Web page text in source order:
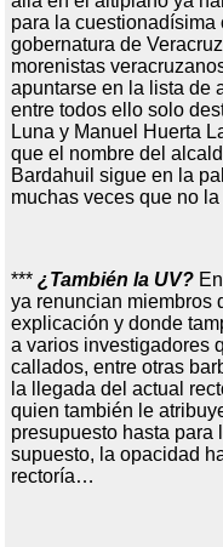
para la cuestionadísima
gobernatura de
morenistas
apuntarse en la lista de
entre todos ello solo
Luna y Manuel Huerta
que el nombre del
Bardahuil sigue en la
muchas veces que no
*** ¿También la UV?
ya renuncian miembros
explicación y donde
a varios investigadores
callados, entre otras
la llegada del actual
quien también le
presupuesto hasta
supuesto, la opacidad
rectoría…